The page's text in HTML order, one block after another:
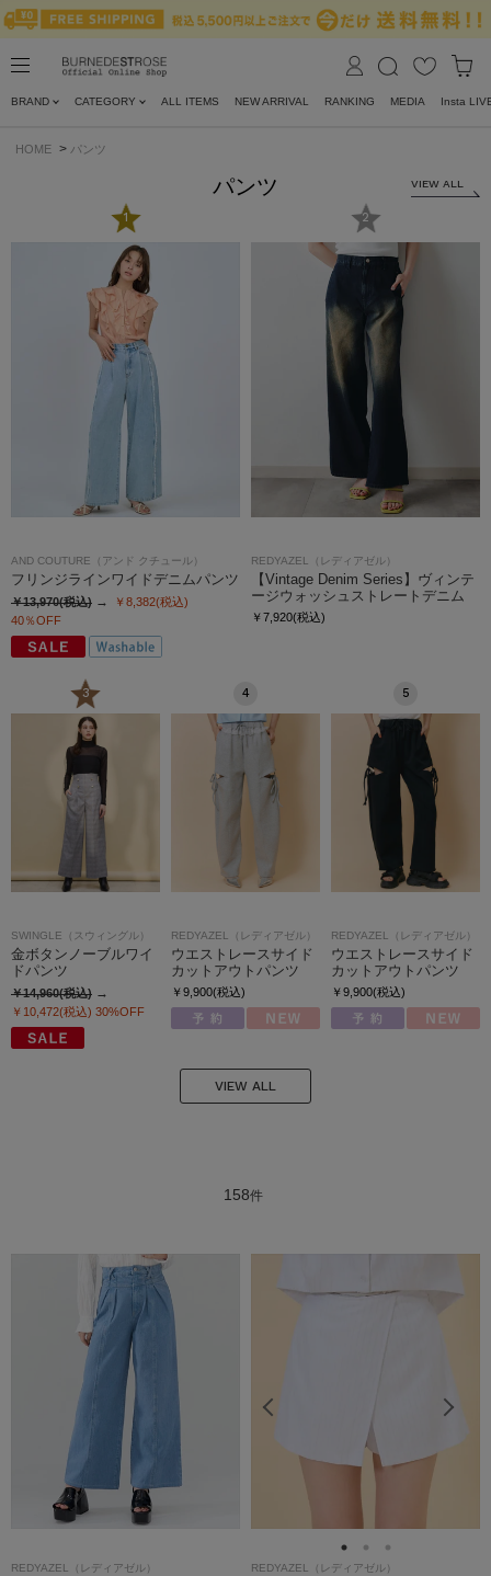
BRAND CATEGORY ALL ITEMS NEW ARRIVAL RANKING MEDIA Insta
HOME > パンツ
パンツ VIEW ALL
1
AND COUTURE（アンド クチュール）
フリンジラインワイドデニムパンツ
￥13,970(税込)
￥8,382(税込)
40％OFF
2
REDYAZEL（レディアゼル）
【Vintage Denim Series】ヴィンテ
ージウォッシュストレートデニム
￥7,920(税込)
3
SWINGLE（スウィングル）
金ボタンノーブルワイ
ドパンツ
￥14,960(税込)
￥10,472(税込) 30%OFF
4
REDYAZEL（レディアゼル）
ウエストレースサイド
カットアウトパンツ
￥9,900(税込)
5
REDYAZEL（レディアゼル）
ウエストレースサイド
カットアウトパンツ
￥9,900(税込)
VIEW ALL
158件
REDYAZEL（レディアゼル） REDYAZEL（レディアゼル）